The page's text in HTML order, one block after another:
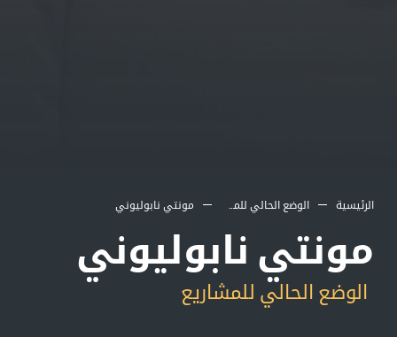
الرئيسية الوضع الحالي للمشاريع مونتي نابوليوني
مونتي نابوليوني
الوضع الحالي للمشاريع